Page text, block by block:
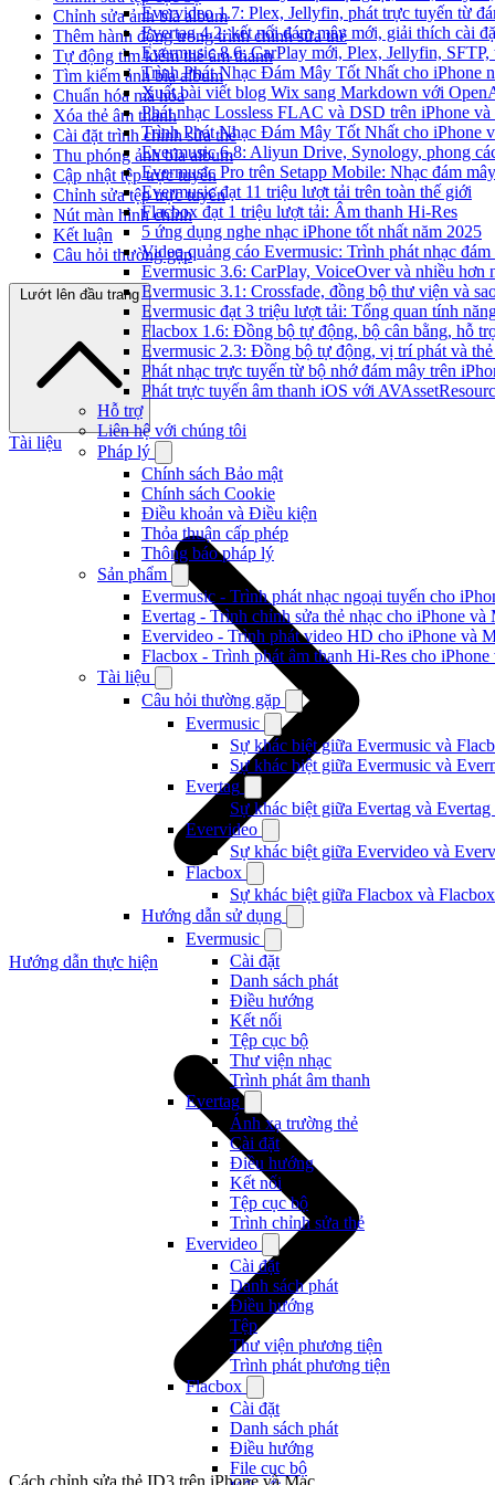
Evervideo 1.7: Plex, Jellyfin, phát trực tuyến từ
Evertag 4.2: kết nối đám mây mới, giải thích cài
Evermusic 8.6: CarPlay mới, Plex, Jellyfin,
Trình Phát Nhạc Đám Mây Tốt Nhất cho iPhone
Xuất bài viết blog Wix sang Markdown với
Phát nhạc Lossless FLAC và DSD trên iPhone
Trình Phát Nhạc Đám Mây Tốt Nhất cho iPhone
Evermusic 6.8: Aliyun Drive, Synology, phong
Evermusic Pro trên Setapp Mobile: Nhạc đám
Evermusic đạt 11 triệu lượt tải trên toàn thế giới
Flacbox đạt 1 triệu lượt tải: Âm thanh Hi-Res
5 ứng dụng nghe nhạc iPhone tốt nhất năm 2025
Video quảng cáo Evermusic: Trình phát nhạc đám
Evermusic 3.6: CarPlay, VoiceOver và nhiều hơn
Evermusic 3.1: Crossfade, đồng bộ thư viện và
Evermusic đạt 3 triệu lượt tải: Tổng quan tính
Flacbox 1.6: Đồng bộ tự động, bộ cân bằng, hỗ
Evermusic 2.3: Đồng bộ tự động, vị trí phát và thẻ
Phát nhạc trực tuyến từ bộ nhớ đám mây trên
Phát trực tuyến âm thanh iOS với
Hỗ trợ
Liên hệ với chúng tôi
Pháp lý
Chính sách Bảo mật
Chính sách Cookie
Điều khoản và Điều kiện
Thỏa thuận cấp phép
Thông báo pháp lý
Sản phẩm
Evermusic - Trình phát nhạc ngoại tuyến cho
Evertag - Trình chỉnh sửa thẻ nhạc cho iPhone và
Evervideo - Trình phát video HD cho iPhone và
Flacbox - Trình phát âm thanh Hi-Res cho iPhone
Tài liệu
Câu hỏi thường gặp
Evermusic
Sự khác biệt giữa Evermusic và
Sự khác biệt giữa Evermusic và
Evertag
Sự khác biệt giữa Evertag và
Evervideo
Sự khác biệt giữa Evervideo và
Flacbox
Sự khác biệt giữa Flacbox và
Hướng dẫn sử dụng
Evermusic
Cài đặt
Danh sách phát
Điều hướng
Kết nối
Tệp cục bộ
Thư viện nhạc
Trình phát âm thanh
Evertag
Ánh xạ trường thẻ
Cài đặt
Điều hướng
Kết nối
Tệp cục bộ
Trình chỉnh sửa thẻ
Evervideo
Cài đặt
Danh sách phát
Điều hướng
Tệp
Thư viện phương tiện
Trình phát phương tiện
Flacbox
Cài đặt
Danh sách phát
Điều hướng
File cục bộ
Chỉnh sửa ảnh bìa album
Thêm hành động trong trình chỉnh sửa thẻ
Tự động tìm kiếm thẻ âm thanh
Tìm kiếm ảnh bìa album
Chuẩn hóa mã hóa
Xóa thẻ âm thanh
Cài đặt trình chỉnh sửa thẻ
Thu phóng ảnh bìa album
Cập nhật tệp trực tuyến
Chỉnh sửa tệp trực tuyến
Nút màn hình chính
Kết luận
Câu hỏi thường gặp
Lướt lên đầu trang
Tài liệu
Hướng dẫn thực hiện
Cách chỉnh sửa thẻ ID3 trên iPhone và Mac